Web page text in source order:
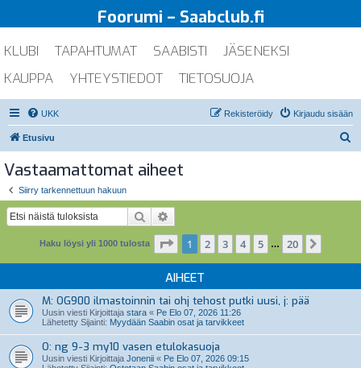
Foorumi – Saabclub.fi
KLUBI TAPAHTUMAT SAABISTI
JÄSENEKSI
KAUPPA
YHTEYSTIEDOT TIETOSUOJA
UKK Kirjaudu sisään
Rekisteröidy
Etusivu
Vastaamattomat aiheet
Siirry tarkennettuun hakuun
Etsi
Haku löysi yli 1000 tulosta Sivu /20
1 2 3 4 5 … 20
AIHEET
M: OG900 ilmastoinnin tai ohj tehost putki uusi, j: pää
Uusin viesti Kirjoittaja stara « Pe Elo 07, 2026 11:26
Lähetetty Sijainti: Myydään Saabin osat ja tarvikkeet
O: ng 9-3 my10 vasen etulokasuoja
Uusin viesti Kirjoittaja Jonenii « Pe Elo 07, 2026 09:15